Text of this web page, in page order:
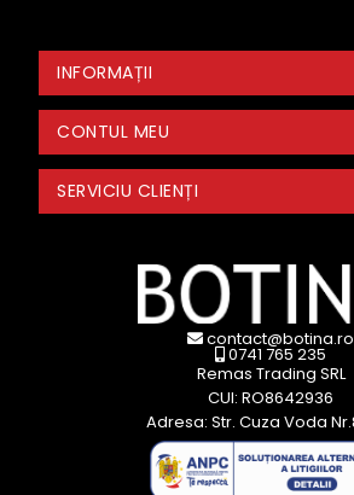
INFORMAȚII
CONTUL MEU
SERVICIU CLIENȚI
contact@botina.ro
0741 765 235
Remas Trading SRL
CUI: RO8642936
Adresa: Str. Cuza Voda